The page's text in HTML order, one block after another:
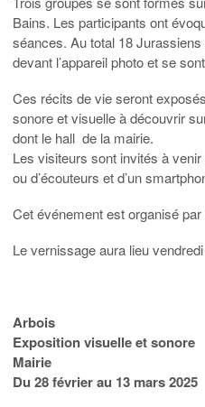
Bains. Les participants ont
séances. Au total 18
devant l’appareil photo et se
Ces récits de vie seront
sonore et visuelle à découvrir
dont le hall de la mairie.
Les visiteurs sont invités à
ou d’écouteurs et d’un
Cet événement est organisé par
Le vernissage aura lieu
Arbois
Exposition visuelle et sonore
Mairie
Du 28 février au 13 mars 2025